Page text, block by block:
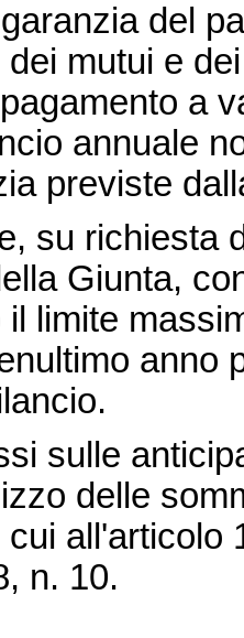
del
mutui e
a
annuale
previste
su richiesta
Giunta,
limite
anno
sulle
delle
all'articolo
n. 10.